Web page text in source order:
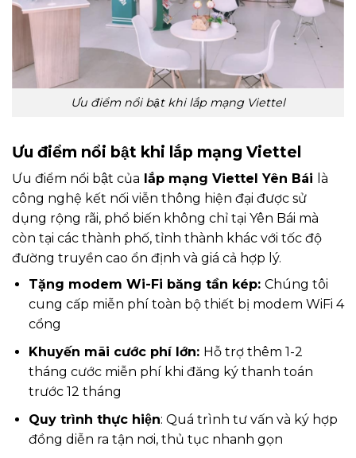
Ưu điểm nổi bật khi lắp mạng Viettel
Ưu điểm nổi bật khi lắp mạng Viettel
Ưu điểm nổi bật của lắp mạng Viettel Yên Bái là
công nghệ kết nối viễn thông hiện đại được sử
dụng rộng rãi, phổ biến không chỉ tại Yên Bái mà
còn tại các thành phố, tỉnh thành khác với tốc độ
đường truyền cao ổn định và giá cả hợp lý.
Tặng modem Wi-Fi băng tần kép: Chúng tôi
cung cấp miễn phí toàn bộ thiết bị modem WiFi 4
cổng
Khuyến mãi cước phí lớn: Hỗ trợ thêm 1-2
tháng cước miễn phí khi đăng ký thanh toán
trước 12 tháng
Quy trình thực hiện: Quá trình tư vấn và ký hợp
đồng diễn ra tận nơi, thủ tục nhanh gọn